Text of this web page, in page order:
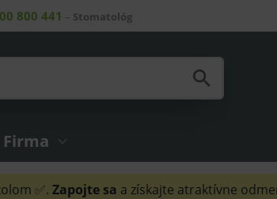
800 441 – Stomatológ
Firma
✅. Zapojte sa a získajte atraktívne